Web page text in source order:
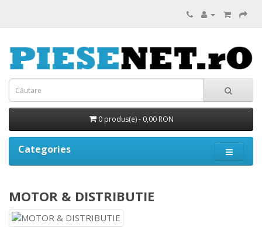
0 produs(e) - 0,00 RON
Categories
MOTOR & DISTRIBUTIE